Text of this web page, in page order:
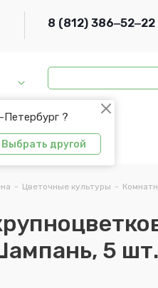
8 (812) 386‒52‒22
?
Выбрать другой
- Цветочные культуры -
5